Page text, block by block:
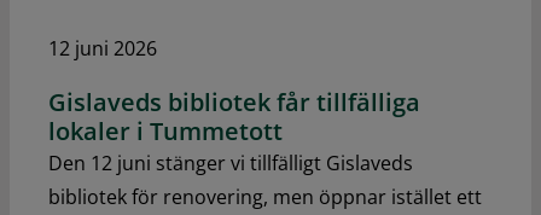
12 juni 2026
Gislaveds bibliotek får tillfälliga
lokaler i Tummetott
Den 12 juni stänger vi tillfälligt Gislaveds
bibliotek för renovering, men öppnar istället ett